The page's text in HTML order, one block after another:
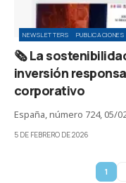
NEWSLETTERS PUBLICACIONES
🗞️ La
inversión
corporativo
España, número 724, 05/
5 DE FEBRERO DE 2026
1